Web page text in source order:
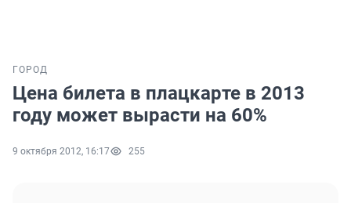
ГОРОД
Цена билета в плацкарте в 2013
году может вырасти на 60%
9 октября 2012, 16:17 255